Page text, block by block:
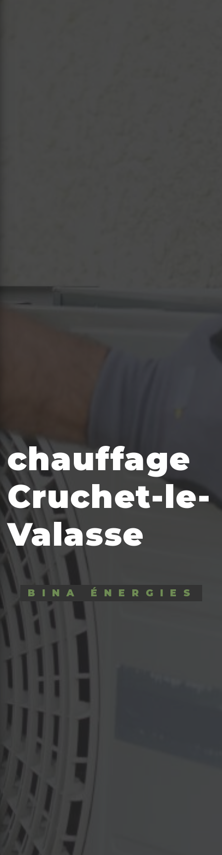
chauffage
Cruchet-le-
Valasse
BINA ÉNERGIES